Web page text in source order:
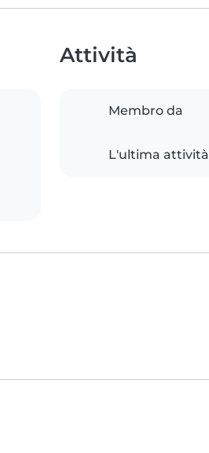
Attività
Membro da
L'ultima attività